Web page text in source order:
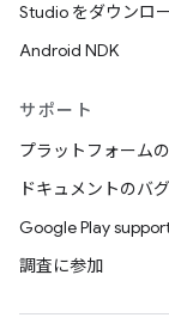
Studio をダウンロ
Android NDK
サポート
プラットフォーム
ドキュメントのバ
Google Play
調査に参加